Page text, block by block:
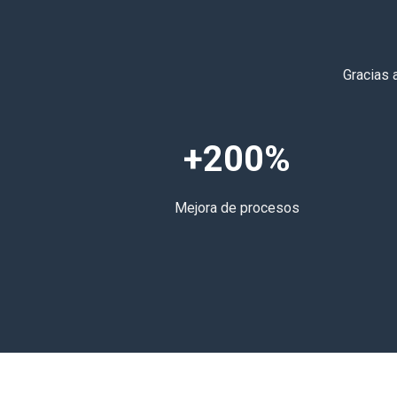
Gracias
+200%
Mejora de procesos